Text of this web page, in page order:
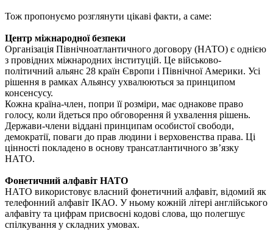
Тож пропонуємо розглянути цікаві факти, а саме:
Центр міжнародної безпеки
Організація Північноатлантичного договору (НАТО) є однією
з провідних міжнародних інституцій. Це військово-
політичний альянс 28 країн Європи і Північної Америки. Усі
рішення в рамках Альянсу ухвалюються за принципом
консенсусу.
Кожна країна-член, попри її розміри, має однакове право
голосу, коли йдеться про обговорення й ухвалення рішень.
Держави-члени віддані принципам особистої свободи,
демократії, поваги до прав людини і верховенства права. Ці
цінності покладено в основу трансатлантичного зв’язку
НАТО.
Фонетичний алфавіт НАТО
НАТО використовує власний фонетичний алфавіт, відомий як
телефонний алфавіт ІКАО. У ньому кожній літері англійського
алфавіту та цифрам присвоєні кодові слова, що полегшує
спілкування у складних умовах.